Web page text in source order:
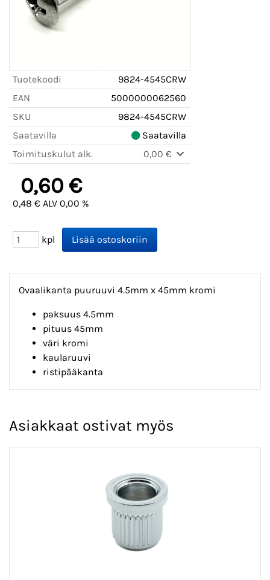
Tuotekoodi
9824-4545CRW
EAN
5000000062560
SKU
9824-4545CRW
Saatavilla
Saatavilla
Toimituskulut alk.
0,00 €
0,60 €
0,48 € ALV 0,00 %
kpl
Ovaalikanta puuruuvi 4.5mm x 45mm kromi
paksuus 4.5mm
pituus 45mm
väri kromi
kaularuuvi
ristipääkanta
Asiakkaat ostivat myös